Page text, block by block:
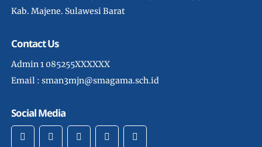
Kab. Majene. Sulawesi Barat
Contact Us
Admin 1 085255XXXXXX
Email : sman3mjn@smagama.sch.id
Social Media